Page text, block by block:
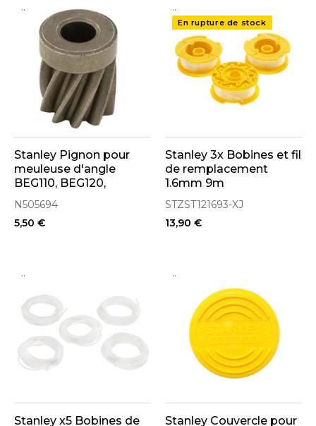
..
Stanley Pignon pour
meuleuse d'angle
BEG110, BEG120,
BEG210, BEG220K
(N505694)
N505694
5,50 €
..
En rupture de stock
Stanley 3x Bobines et fil
de remplacement
1.6mm 9m
STZST121693-XJ
STZST121693-XJ
13,90 €
..
Stanley x5 Bobines de
..
Stanley Couvercle pour